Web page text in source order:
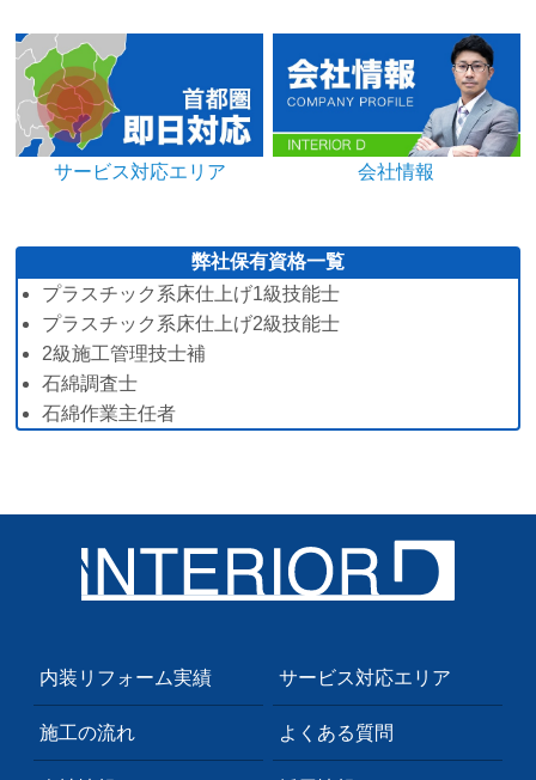
サービス対応エリア 会社情報
弊社保有資格一覧
プラスチック系床仕上げ1級技能士
プラスチック系床仕上げ2級技能士
2級施工管理技士補
石綿調査士
石綿作業主任者
内装リフォーム実績 サービス対応エリア
施工の流れ よくある質問